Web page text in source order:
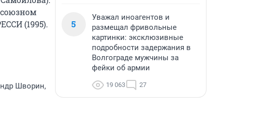
(1995).
Шворин,
5
Уважал иноагентов и
размещал фривольные
картинки: эксклюзивные
подробности задержания в
Волгограде мужчины за
фейки об армии
19 063 27